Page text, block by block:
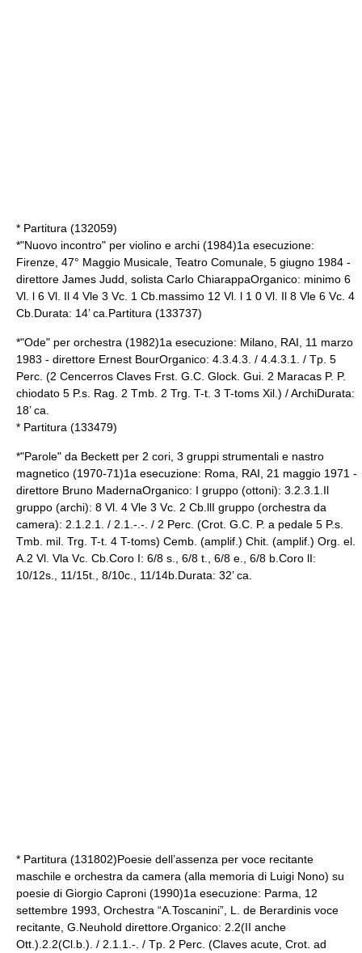
* Partitura (132059)
*"Nuovo incontro" per violino e archi (1984)1a esecuzione:
Firenze, 47° Maggio Musicale, Teatro Comunale, 5 giugno 1984 -
direttore James Judd, solista Carlo ChiarappaOrganico: minimo 6
Vl. l 6 Vl. Il 4 Vle 3 Vc. 1 Cb.massimo 12 Vl. l 1 0 Vl. Il 8 Vle 6 Vc. 4
Cb.Durata: 14’ ca.Partitura (133737)
*"Ode" per orchestra (1982)1a esecuzione: Milano, RAI, 11 marzo
1983 - direttore Ernest BourOrganico: 4.3.4.3. / 4.4.3.1. / Tp. 5
Perc. (2 Cencerros Claves Frst. G.C. Glock. Gui. 2 Maracas P. P.
chiodato 5 P.s. Rag. 2 Tmb. 2 Trg. T-t. 3 T-toms Xil.) / ArchiDurata:
18’ ca.
* Partitura (133479)
*"Parole" da Beckett per 2 cori, 3 gruppi strumentali e nastro
magnetico (1970-71)1a esecuzione: Roma, RAI, 21 maggio 1971 -
direttore Bruno MadernaOrganico: I gruppo (ottoni): 3.2.3.1.Il
gruppo (archi): 8 Vl. 4 Vle 3 Vc. 2 Cb.llI gruppo (orchestra da
camera): 2.1.2.1. / 2.1.-.-. / 2 Perc. (Crot. G.C. P. a pedale 5 P.s.
Tmb. mil. Trg. T-t. 4 T-toms) Cemb. (amplif.) Chit. (amplif.) Org. el.
A.2 Vl. Vla Vc. Cb.Coro I: 6/8 s., 6/8 t., 6/8 e., 6/8 b.Coro lI:
10/12s., 11/15t., 8/10c., 11/14b.Durata: 32’ ca.
* Partitura (131802)Poesie dell’assenza per voce recitante
maschile e orchestra da camera (alla memoria di Luigi Nono) su
poesie di Giorgio Caproni (1990)1a esecuzione: Parma, 12
settembre 1993, Orchestra “A.Toscanini”, L. de Berardinis voce
recitante, G.Neuhold direttore.Organico: 2.2(II anche
Ott.).2.2(Cl.b.). / 2.1.1.-. / Tp. 2 Perc. (Claves acute, Crot. ad